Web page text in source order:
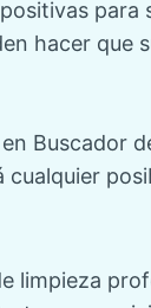
hacer que
Buscador
limpieza